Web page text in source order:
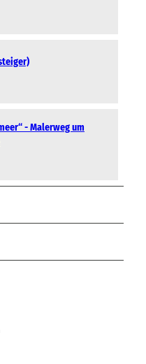
- Malerweg um